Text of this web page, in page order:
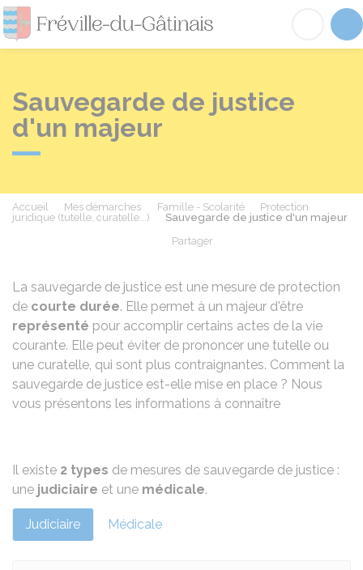
Fréville-du-
Sauvegarde de justice
d'un majeur
Accueil Mes démarches Famille - Scolarité
Protection
juridique (tutelle, curatelle...)
Sauvegarde de justice d'un majeur
Partager
La sauvegarde de justice est une mesure de protection
de courte durée. Elle permet à un majeur d'être
représenté pour accomplir certains actes de la vie
courante. Elle peut éviter de prononcer une tutelle ou
une curatelle, qui sont plus contraignantes. Comment la
sauvegarde de justice est-elle mise en place ? Nous
vous présentons les informations à connaître
Il existe 2 types de mesures de sauvegarde de justice :
une judiciaire et une médicale.
Judiciaire Médicale